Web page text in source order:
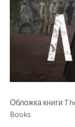
Обложка книги
Books